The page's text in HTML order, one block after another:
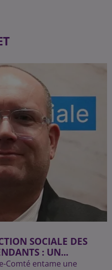
SOCIALE DES
: UN...
Comté entame une